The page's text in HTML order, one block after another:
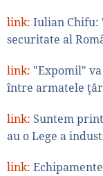
link: Iulian Chifu:
securitate al
link: "Expomil"
între armatele
link: Suntem
au o Lege a
link: